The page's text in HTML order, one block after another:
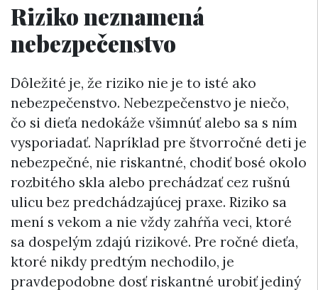
Riziko neznamená
nebezpečenstvo
Dôležité je, že riziko nie je to isté ako
nebezpečenstvo. Nebezpečenstvo je niečo,
čo si dieťa nedokáže všimnúť alebo sa s ním
vysporiadať. Napríklad pre štvorročné deti je
nebezpečné, nie riskantné, chodiť bosé okolo
rozbitého skla alebo prechádzať cez rušnú
ulicu bez predchádzajúcej praxe. Riziko sa
mení s vekom a nie vždy zahŕňa veci, ktoré
sa dospelým zdajú rizikové. Pre ročné dieťa,
ktoré nikdy predtým nechodilo, je
pravdepodobne dosť riskantné urobiť jediný